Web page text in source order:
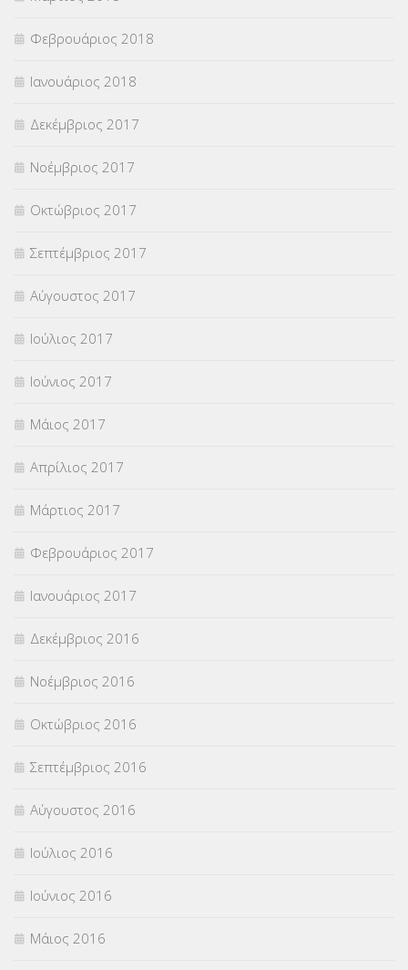
Φεβρουάριος 2018
Ιανουάριος 2018
Δεκέμβριος 2017
Νοέμβριος 2017
Οκτώβριος 2017
Σεπτέμβριος 2017
Αύγουστος 2017
Ιούλιος 2017
Ιούνιος 2017
Μάιος 2017
Απρίλιος 2017
Μάρτιος 2017
Φεβρουάριος 2017
Ιανουάριος 2017
Δεκέμβριος 2016
Νοέμβριος 2016
Οκτώβριος 2016
Σεπτέμβριος 2016
Αύγουστος 2016
Ιούλιος 2016
Ιούνιος 2016
Μάιος 2016